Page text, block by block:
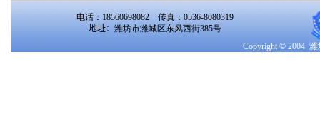
电话：18560698082 传真：0536-8080319
地址： 潍坊市潍城区东风西街385号
Copyright © 2004